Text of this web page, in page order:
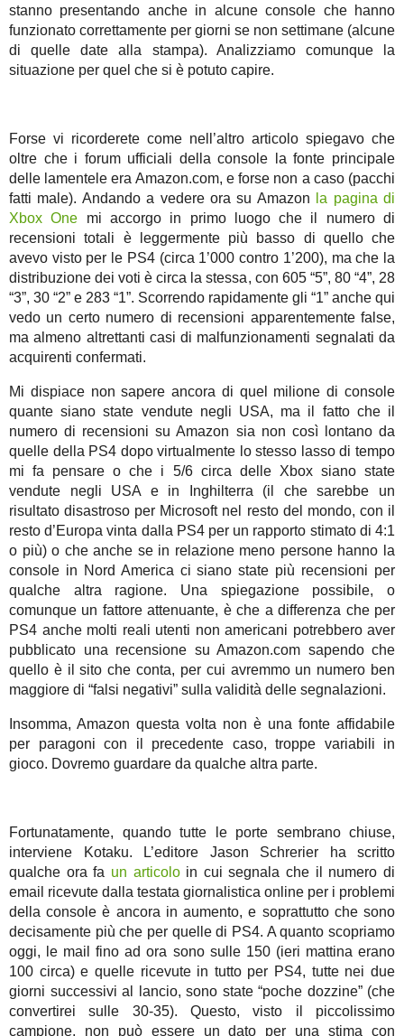
stanno presentando anche in alcune console che hanno
funzionato correttamente per giorni se non settimane (alcune
di quelle date alla stampa). Analizziamo comunque la
situazione per quel che si è potuto capire.
Forse vi ricorderete come nell’altro articolo spiegavo che
oltre che i forum ufficiali della console la fonte principale
delle lamentele era Amazon.com, e forse non a caso (pacchi
fatti male). Andando a vedere ora su Amazon
la pagina di
Xbox One mi accorgo in primo luogo che il numero di
recensioni totali è leggermente più basso di quello che
avevo visto per le PS4 (circa 1’000 contro 1’200), ma che la
distribuzione dei voti è circa la stessa, con 605 “5”, 80 “4”, 28
“3”, 30 “2” e 283 “1”. Scorrendo rapidamente gli “1” anche qui
vedo un certo numero di recensioni apparentemente false,
ma almeno altrettanti casi di malfunzionamenti segnalati da
acquirenti confermati.
Mi dispiace non sapere ancora di quel milione di console
quante siano state vendute negli USA, ma il fatto che il
numero di recensioni su Amazon sia non così lontano da
quelle della PS4 dopo virtualmente lo stesso lasso di tempo
mi fa pensare o che i 5/6 circa delle Xbox siano state
vendute negli USA e in Inghilterra (il che sarebbe un
risultato disastroso per Microsoft nel resto del mondo, con il
resto d’Europa vinta dalla PS4 per un rapporto stimato di 4:1
o più) o che anche se in relazione meno persone hanno la
console in Nord America ci siano state più recensioni per
qualche altra ragione. Una spiegazione possibile, o
comunque un fattore attenuante, è che a differenza che per
PS4 anche molti reali utenti non americani potrebbero aver
pubblicato una recensione su Amazon.com sapendo che
quello è il sito che conta, per cui avremmo un numero ben
maggiore di “falsi negativi” sulla validità delle segnalazioni.
Insomma, Amazon questa volta non è una fonte affidabile
per paragoni con il precedente caso, troppe variabili in
gioco. Dovremo guardare da qualche altra parte.
Fortunatamente, quando tutte le porte sembrano chiuse,
interviene Kotaku. L’editore Jason Schrerier ha scritto
qualche ora fa un articoloin cui segnala che il numero di
email ricevute dalla testata giornalistica online per i problemi
della console è ancora in aumento, e soprattutto che sono
decisamente più che per quelle di PS4. A quanto scopriamo
oggi, le mail fino ad ora sono sulle 150 (ieri mattina erano
100 circa) e quelle ricevute in tutto per PS4, tutte nei due
giorni successivi al lancio, sono state “poche dozzine” (che
convertirei sulle 30-35). Questo, visto il piccolissimo
campione, non può essere un dato per una stima con